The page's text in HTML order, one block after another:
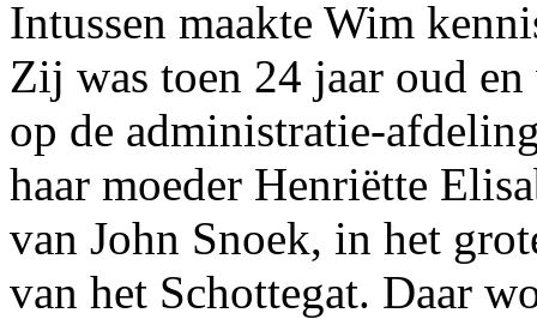
Intussen maakte Wim
Zij was toen 24 jaar oud
op de administratie-
haar moeder Henriëtte
van John Snoek, in het
van het Schottegat. Daar